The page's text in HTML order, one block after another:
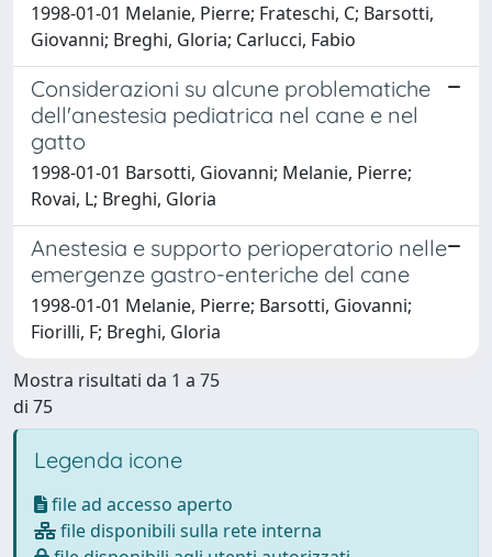
1998-01-01 Melanie, Pierre; Frateschi, C; Barsotti,
Giovanni; Breghi, Gloria; Carlucci, Fabio
Considerazioni su alcune problematiche
dell'anestesia pediatrica nel cane e nel
gatto
1998-01-01 Barsotti, Giovanni; Melanie, Pierre;
Rovai, L; Breghi, Gloria
Anestesia e supporto perioperatorio nelle
emergenze gastro-enteriche del cane
1998-01-01 Melanie, Pierre; Barsotti, Giovanni;
Fiorilli, F; Breghi, Gloria
Mostra risultati da 1 a 75
di 75
Legenda icone
file ad accesso aperto
file disponibili sulla rete interna